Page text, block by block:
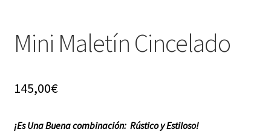
Gracias
Mini Maletín Cincelado
145,00€
¡Es Una Buena combinación: Rústico y Estiloso!